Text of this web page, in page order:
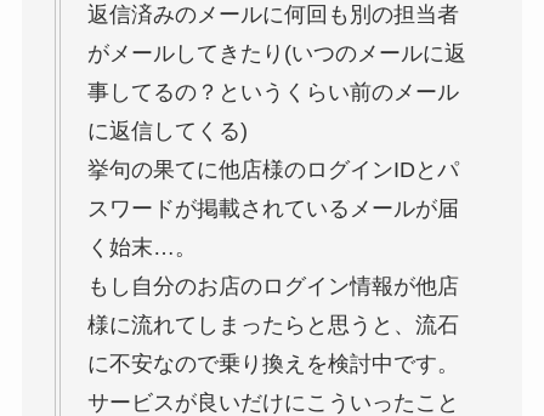
返信済みのメールに何回も別の担当者
がメールしてきたり(いつのメールに返
事してるの？というくらい前のメール
に返信してくる)
挙句の果てに他店様のログインIDとパ
スワードが掲載されているメールが届
く始末…。
もし自分のお店のログイン情報が他店
様に流れてしまったらと思うと、流石
に不安なので乗り換えを検討中です。
サービスが良いだけにこういったこと